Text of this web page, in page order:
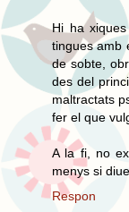
Hi ha
tingues amb
de sobte,
des del
maltractats
fer el que
A la fi, no
menys si
Respon